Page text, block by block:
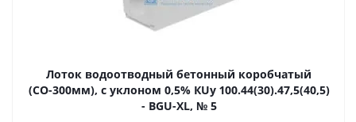
Лоток водоотводный бетонный коробчатый
(СО-300мм), с уклоном 0,5% КUу 100.44(30).47,5(40,5)
- BGU-XL, № 5